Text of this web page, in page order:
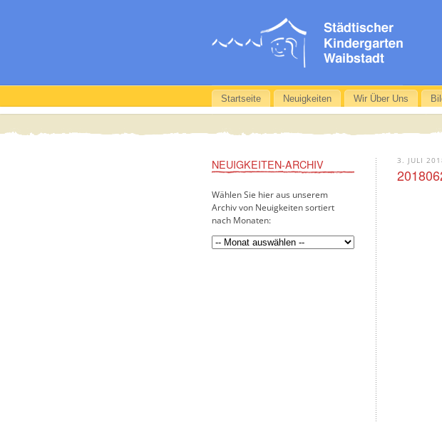
Startseite Neuigkeiten Wir Über Uns
3. JULI
NEUIGKEITEN-ARCHIV
Wählen Sie hier aus unserem
Archiv von Neuigkeiten sortiert
nach Monaten: